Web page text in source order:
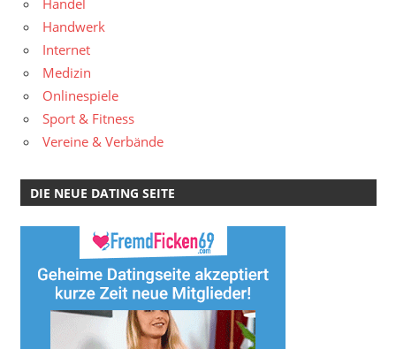
Handwerk
Internet
Medizin
Onlinespiele
Sport & Fitness
Vereine & Verbände
DIE NEUE DATING SEITE